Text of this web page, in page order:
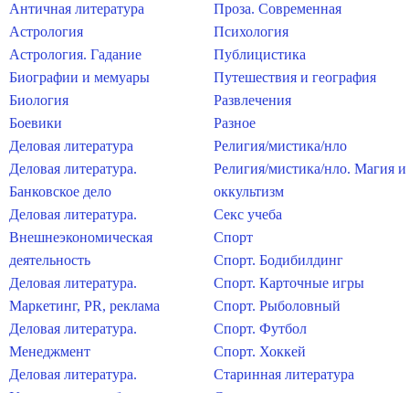
Античная литература
Астрология
Астрология. Гадание
Биографии и мемуары
Биология
Боевики
Деловая литература
Деловая литература.
Банковское дело
Деловая литература.
Внешнеэкономическая
деятельность
Деловая литература.
Маркетинг, PR, реклама
Деловая литература.
Менеджмент
Деловая литература.
Проза. Современная
Психология
Публицистика
Путешествия и география
Развлечения
Разное
Религия/мистика/нло
Религия/мистика/нло. Магия и
оккультизм
Секс учеба
Спорт
Спорт. Бодибилдинг
Спорт. Карточные игры
Спорт. Рыболовный
Спорт. Футбол
Спорт. Хоккей
Старинная литература